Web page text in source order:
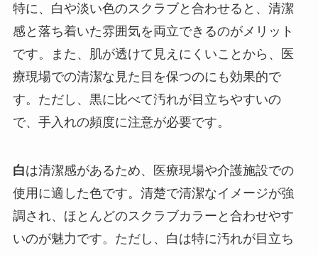
特に、白や淡い色のスクラブと合わせると、清潔
感と落ち着いた雰囲気を両立できるのがメリット
です。また、肌が透けて見えにくいことから、医
療現場での清潔な見た目を保つのにも効果的で
す。ただし、黒に比べて汚れが目立ちやすいの
で、手入れの頻度に注意が必要です。
白は清潔感があるため、医療現場や介護施設での
使用に適した色です。清楚で清潔なイメージが強
調され、ほとんどのスクラブカラーと合わせやす
いのが魅力です。ただし、白は特に汚れが目立ち